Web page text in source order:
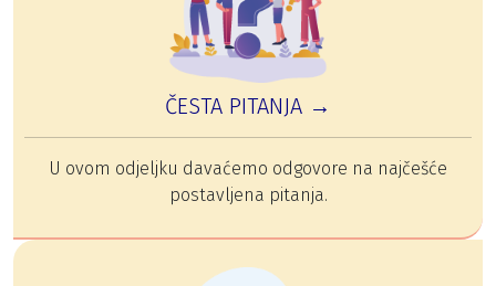
ČESTA PITANJA →
U ovom odjeljku davaćemo odgovore na najčešće
postavljena pitanja.